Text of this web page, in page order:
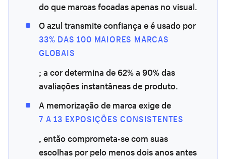
do que marcas focadas apenas no visual.
O azul transmite confiança e é usado por
33% DAS 100 MAIORES MARCAS
GLOBAIS
; a cor determina de 62% a 90% das
avaliações instantâneas de produto.
A memorização de marca exige de
7 A 13 EXPOSIÇÕES CONSISTENTES
, então comprometa-se com suas
escolhas por pelo menos dois anos antes